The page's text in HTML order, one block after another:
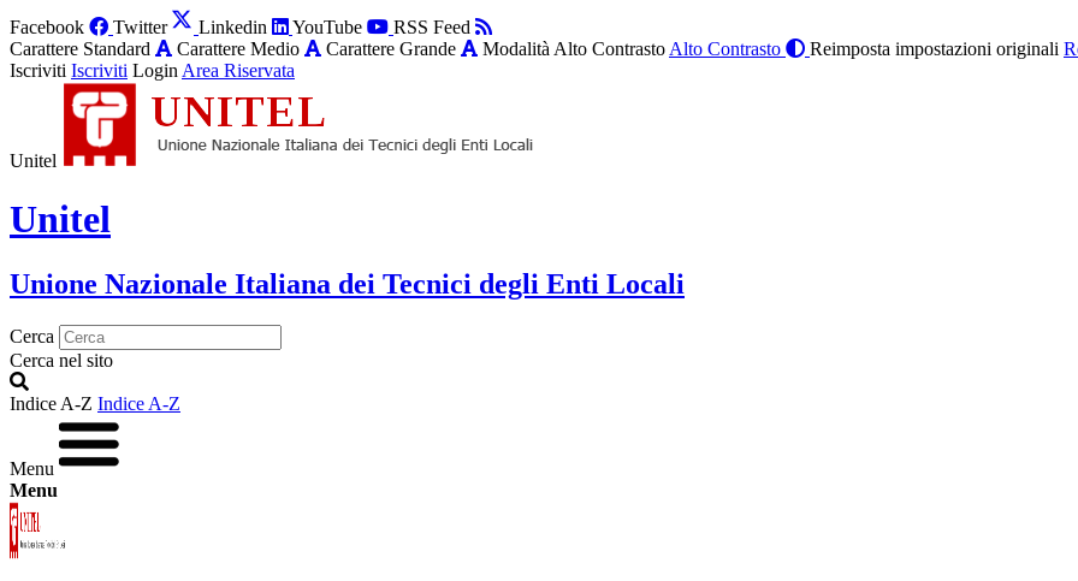
Facebook Twitter Linkedin YouTube
RSS Feed
Carattere Standard
Carattere Medio Carattere Grande Modalità Alto Contrasto Alto Contrasto Reimposta impostazioni originali
Iscriviti Iscriviti Login Area Riservata
Unitel
Unitel
Unione Nazionale Italiana dei Tecnici degli Enti Locali
Cerca
Cerca nel sito
Indice A-Z Indice A-Z
Menu
Menu